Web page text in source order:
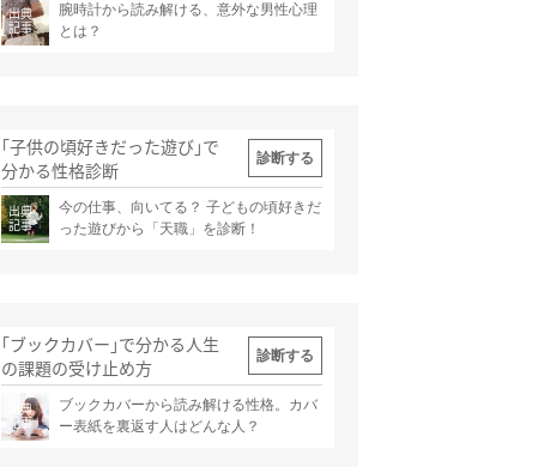
出典
記事
腕時計から読み解ける、意外な男性心理
とは？
｢子供の頃好きだった遊び｣で
分かる性格診断
診断する
出典
記事
今の仕事、向いてる？ 子どもの頃好きだ
った遊びから「天職」を診断！
｢ブックカバー｣で分かる人生
の課題の受け止め方
診断する
出典
記事
ブックカバーから読み解ける性格。カバ
ー表紙を裏返す人はどんな人？